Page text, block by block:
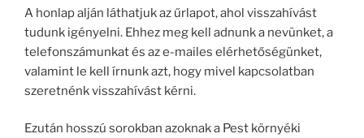
A honlap alján láthatjuk az űrlapot, ahol visszahívást
tudunk igényelni. Ehhez meg kell adnunk a nevünket, a
telefonszámunkat és az e-mailes elérhetőségünket,
valamint le kell írnunk azt, hogy mivel kapcsolatban
szeretnénk visszahívást kérni.
Ezután hosszú sorokban azoknak a Pest környéki